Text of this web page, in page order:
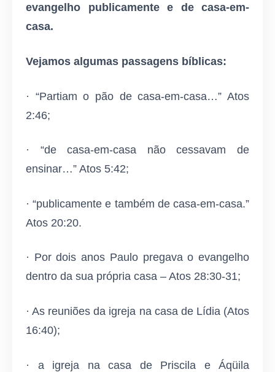
evangelho publicamente e de casa-em-
casa.
Vejamos algumas passagens bíblicas:
· “Partiam o pão de casa-em-casa…” Atos
2:46;
· “de casa-em-casa não cessavam de
ensinar…” Atos 5:42;
· “publicamente e também de casa-em-casa.”
Atos 20:20.
· Por dois anos Paulo pregava o evangelho
dentro da sua própria casa – Atos 28:30-31;
· As reuniões da igreja na casa de Lídia (Atos
16:40);
· a igreja na casa de Priscila e Áqüila